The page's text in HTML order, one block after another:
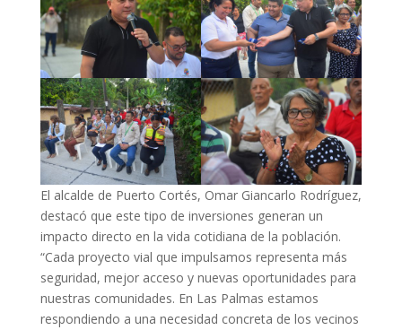
El alcalde de Puerto Cortés, Omar Giancarlo Rodríguez,
destacó que este tipo de inversiones generan un
impacto directo en la vida cotidiana de la población.
“Cada proyecto vial que impulsamos representa más
seguridad, mejor acceso y nuevas oportunidades para
nuestras comunidades. En Las Palmas estamos
respondiendo a una necesidad concreta de los vecinos